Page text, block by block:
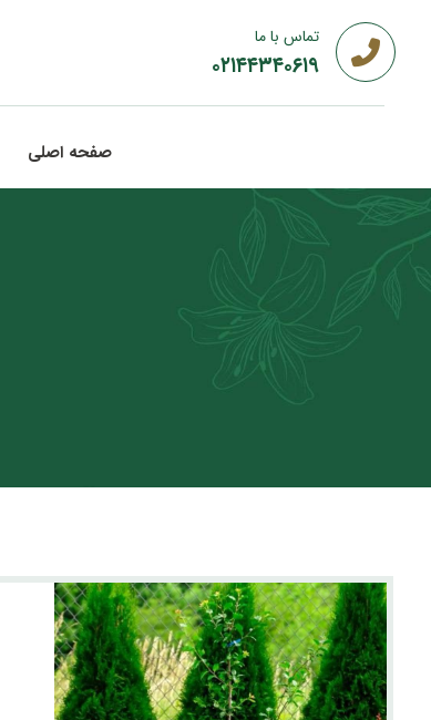
تماس با ما
۰۲۱۴۴۳۴۰۶۱۹
صفحه اصلی